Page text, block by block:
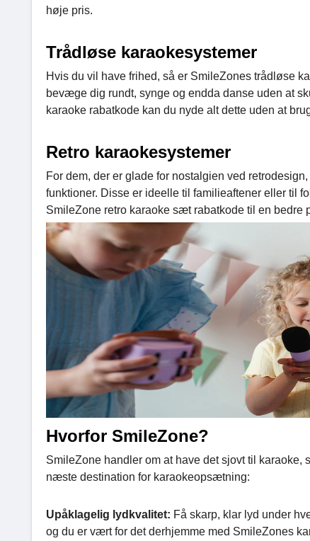
høje pris.
Trådløse karaokesystemer
Hvis du vil have frihed, så er SmileZones trådløse
bevæge dig rundt, synge og endda danse uden at
karaoke rabatkode kan du nyde alt dette uden at
Retro karaokesystemer
For dem, der er glade for nostalgien ved
funktioner. Disse er ideelle til familieaftener eller til
SmileZone retro karaoke sæt rabatkode til en bedre
Hvorfor SmileZone?
SmileZone handler om at have det sjovt til
næste destination for karaokeopsætning:
Upåklagelig lydkvalitet: Få skarp, klar lyd under
og du er vært for det derhjemme med SmileZones